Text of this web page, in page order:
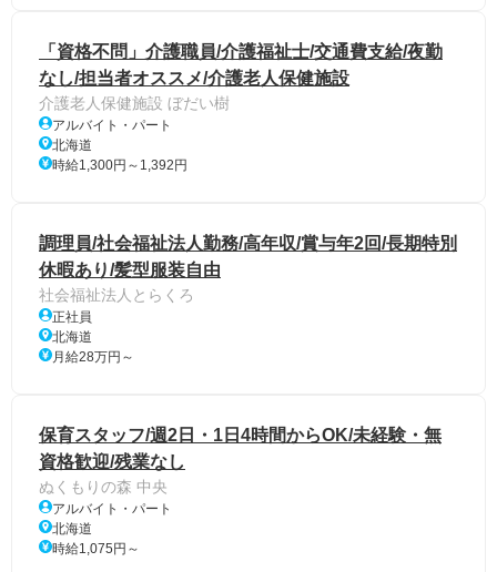
「資格不問」介護職員/介護福祉士/交通費支給/夜勤
なし/担当者オススメ/介護老人保健施設
介護老人保健施設 ぼだい樹
アルバイト・パート
北海道
時給1,300円～1,392円
調理員/社会福祉法人勤務/高年収/賞与年2回/長期特別
休暇あり/髪型服装自由
社会福祉法人とらくろ
正社員
北海道
月給28万円～
保育スタッフ/週2日・1日4時間からOK/未経験・無
資格歓迎/残業なし
ぬくもりの森 中央
アルバイト・パート
北海道
時給1,075円～